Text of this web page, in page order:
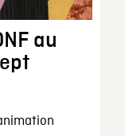
au